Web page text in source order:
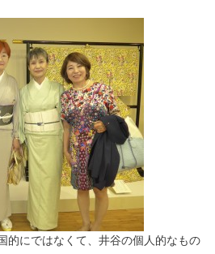
的にではなくて、井谷の個人的なもの